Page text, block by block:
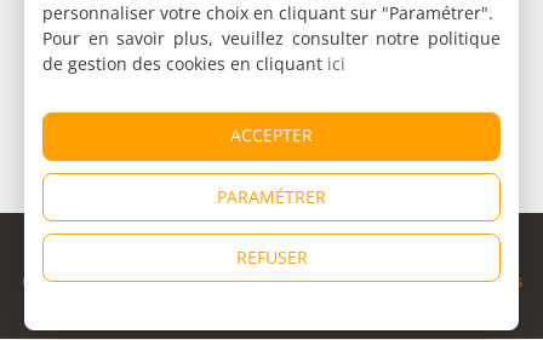
© Copyright 1998 - 2026
Cybevasion|Mentions légales|Confidentialité|CGU|Informations
personnaliser votre choix en cliquant sur "Paramétrer".
Pour en savoir plus, veuillez consulter notre politique
de gestion des cookies en cliquant ici
ACCEPTER
PARAMÉTRER
REFUSER